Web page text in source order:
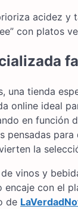
acidez
con platos
una tienda
online ideal
en función
pensadas
la
vinos y
con el
de